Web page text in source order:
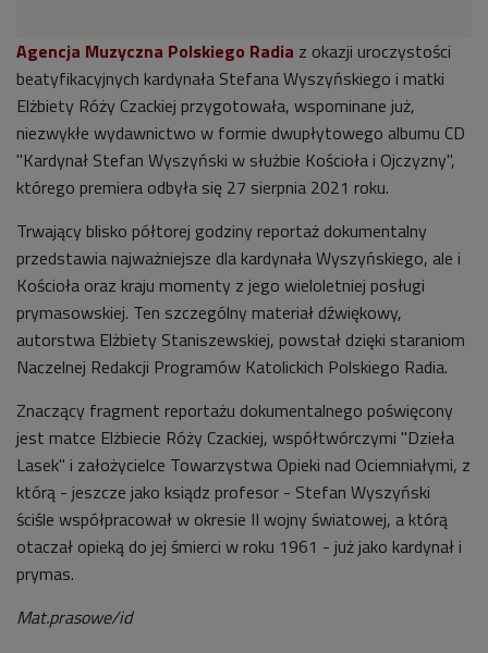
Agencja Muzyczna Polskiego Radia z okazji uroczystości
beatyfikacyjnych kardynała Stefana Wyszyńskiego i matki
Elżbiety Róży Czackiej przygotowała, wspominane już,
niezwykłe wydawnictwo w formie dwupłytowego albumu CD
"Kardynał Stefan Wyszyński w służbie Kościoła i Ojczyzny",
którego premiera odbyła się 27 sierpnia 2021 roku.
Trwający blisko półtorej godziny reportaż dokumentalny
przedstawia najważniejsze dla kardynała Wyszyńskiego, ale i
Kościoła oraz kraju momenty z jego wieloletniej posługi
prymasowskiej. Ten szczególny materiał dźwiękowy,
autorstwa Elżbiety Staniszewskiej, powstał dzięki staraniom
Naczelnej Redakcji Programów Katolickich Polskiego Radia.
Znaczący fragment reportażu dokumentalnego poświęcony
jest matce Elżbiecie Róży Czackiej, współtwórczymi "Dzieła
Lasek" i założycielce Towarzystwa Opieki nad Ociemniałymi, z
którą - jeszcze jako ksiądz profesor - Stefan Wyszyński
ściśle współpracował w okresie II wojny światowej, a którą
otaczał opieką do jej śmierci w roku 1961 - już jako kardynał i
prymas.
Mat.prasowe/id